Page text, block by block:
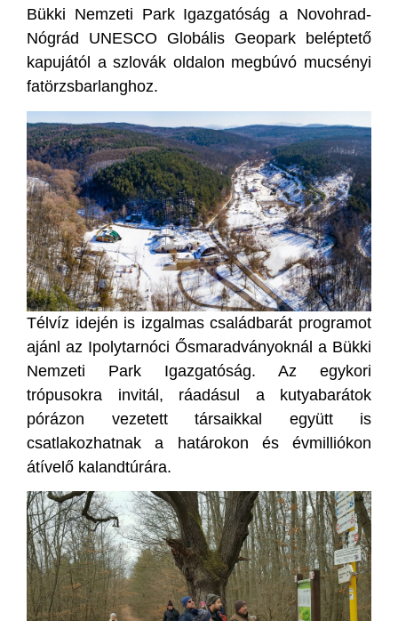
Bükki Nemzeti Park Igazgatóság a Novohrad-
Nógrád UNESCO Globális Geopark beléptető
kapujától a szlovák oldalon megbúvó mucsényi
fatörzsbarlanghoz.
Télvíz idején is izgalmas családbarát programot
ajánl az Ipolytarnóci Ősmaradványoknál a Bükki
Nemzeti Park Igazgatóság. Az egykori
trópusokra invitál, ráadásul a kutyabarátok
pórázon vezetett társaikkal együtt is
csatlakozhatnak a határokon és évmilliókon
átívelő kalandtúrára.